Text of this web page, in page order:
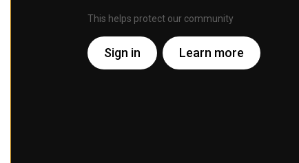
This helps protect our community
Sign in Learn more